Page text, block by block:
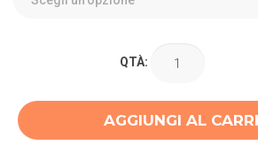
QTÀ:
AGGIUNGI AL